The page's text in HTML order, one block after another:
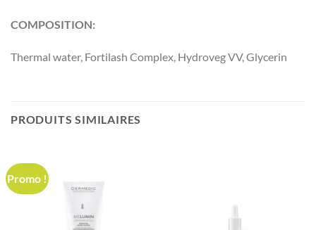
COMPOSITION:
Thermal water, Fortilash Complex, Hydroveg VV, Glycerin
PRODUITS SIMILAIRES
Promo !